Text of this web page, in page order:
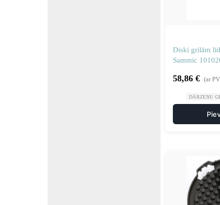
Diski grilām
Sammic
58,86 € (ar
DĀRZEŅU